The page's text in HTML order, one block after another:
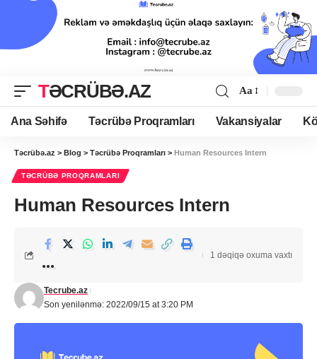
TƏCRÜBƏ.AZ Aa
Ana Səhifə Təcrübə Proqramları Vakansiyalar
Təcrübə.az > Blog > Təcrübə Proqramları > Human Resources Intern
TƏCRÜBƏ PROQRAMLARI
Human Resources Intern
Son yenilənmə: 2022/09/15 at 3:20 PM
Tecrube.az
1 dəqiqə oxuma vaxtı